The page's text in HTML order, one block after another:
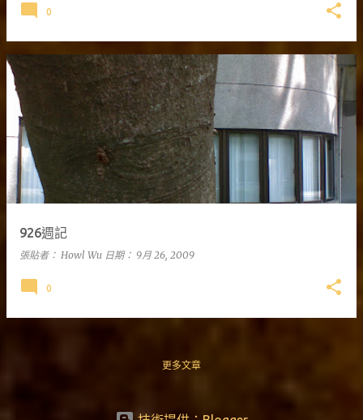
0
926週記
張貼者： Howl Wu 日期： 9月 26, 2009
0
更多文章